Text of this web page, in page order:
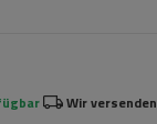
Wir